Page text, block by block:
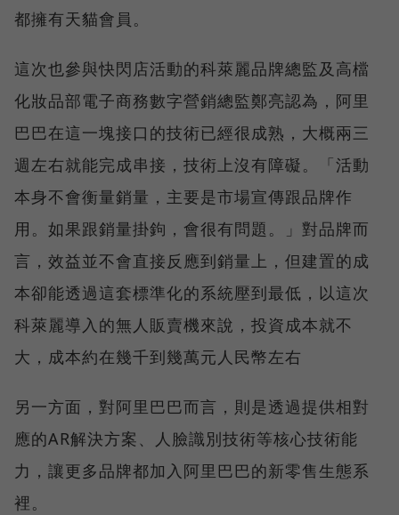
都擁有天貓會員。
這次也參與快閃店活動的科萊麗品牌總監及高檔
化妝品部電子商務數字營銷總監鄭亮認為，阿里
巴巴在這一塊接口的技術已經很成熟，大概兩三
週左右就能完成串接，技術上沒有障礙。「活動
本身不會衡量銷量，主要是市場宣傳跟品牌作
用。如果跟銷量掛鉤，會很有問題。」對品牌而
言，效益並不會直接反應到銷量上，但建置的成
本卻能透過這套標準化的系統壓到最低，以這次
科萊麗導入的無人販賣機來說，投資成本就不
大，成本約在幾千到幾萬元人民幣左右
另一方面，對阿里巴巴而言，則是透過提供相對
應的AR解決方案、人臉識別技術等核心技術能
力，讓更多品牌都加入阿里巴巴的新零售生態系
裡。